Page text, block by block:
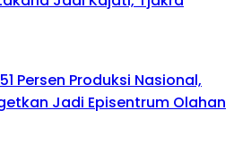
Persen Produksi Nasional,
Jadi Episentrum Olahan